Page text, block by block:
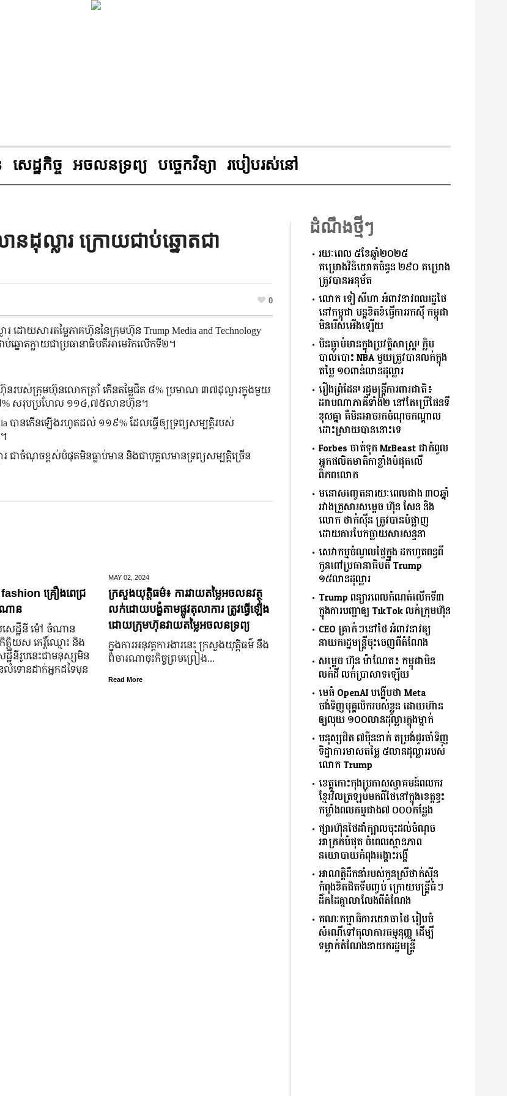
សេដ្ឋកិច្ច អចលនទ្រព្យ បច្ចេកវិទ្យា របៀបរស់នៅ
ដុល្លារ ក្រោយជាប់ឆ្នោតជា
0
យសារតម្លៃភាគហ៊ុននៃក្រុមហ៊ុន Trump Media and Technology
ឆ្នោតក្លាយជាប្រធានាធិបតីអាមេរិកលើកទី២។
ហ៊ុនរបស់ក្រុមហ៊ុនលោកត្រាំ កើនតម្លៃជិត ៨% ប្រមាណ ៣៧ដុល្លារក្នុងមួយ
៧% សរុបប្រហែល ១១៤,៧៥លានហ៊ុន។
បានកើនឡើងរហូតដល់ ១១៩% ដែលធ្វើឲ្យទ្រព្យសម្បត្តិរបស់
ាចំណុចខ្ពស់បំផុតមិនធ្លាប់មាន និងជាបុគ្គលមានទ្រព្យសម្បត្តិច្រើន
គ្រឿងពេជ្រ
ណាន
េដ្ឋី​នី ម៉ៅ ចំណាន
តិយស កេរ្តិ៍ឈ្មោះ និង​
ដ្ឋី​នី​រូប​នេះ​ជា​មនុស្ស​មិន​
លំទោន​ដាក់​អ្នក​ដទៃ​មុន​
MAY 02, 2024
ក្រសួងយុត្តិធម៌៖ ការវាយតម្លៃអចលនវត្ថុ
លក់ដោយបង្ខំតាមផ្លូវតុលាការ ត្រូវធ្វើឡើង
ដោយក្រុមហ៊ុនវាយតម្លៃអចលនទ្រព្យ
ក្នុងការអនុវត្តការងារនេះ ក្រសួងយុត្តិធម៌ នឹង
ពិចារណាចុះកិច្ចព្រមព្រៀង...
Read More
ដំណឹងថ្មីៗ
រយៈពេល ៥ខែឆ្នាំ២០២៥
គម្រោងវិនិយោគចំនួន ២៩០ គម្រោង
ត្រូវបានអនុម័ត
លោក ទៀ សីហា អំពាវនាវពលរដ្ឋថៃ
នៅកម្ពុជា បន្តខិតខំធ្វើការរកសុី កម្ពុជា
មិនរើសអើងឡើយ
មិនធ្លាប់មានក្នុងប្រវត្តិសាស្ត្រ! ក្លិប
បាល់បោះ NBA មួយត្រូវបានលក់ក្នុង
តម្លៃ ១០ពាន់លានដុល្លារ
រឿងព្រំដែន! រដ្ឋមន្រ្តីការពារជាតិ៖
ដរាបណាភាគីទាំង២ នៅតែប្រើផែនទី
ខុសគ្នា គឺមិនអាចរកចំណុច​កណ្តាល​
ដោះស្រាយ​បាននោះទេ
Forbes ចាត់ទុក MrBeast ជាកំពូល
អ្នកផលិតមាតិកាខ្លាំងបំផុតលើ
ពិភពលោក
មនោសញ្ចេតនារយៈពេលជាង ៣០ឆ្នាំ
រវាងគ្រួសារសម្តេច ហ៊ុន សែន និង
លោក ថាក់ស៊ីន ត្រូវបានបំផ្លាញ
ដោយការបែកធ្លាយសារសន្ទនា
សេវាកម្មចំណូលផ្ទៃក្នុង ដកហូតពន្ធពី
កូនពៅប្រធានាធិបតី Trump
១៥លានដុល្លារ
Trump ពន្យារពេលកំណត់លើកទី៣
ក្នុងការបញ្ជាឲ្យ TikTok លក់ក្រុមហ៊ុន
CEO គ្រាក់ៗនៅថៃ អំពាវនាវឲ្យ
នាយករដ្ឋមន្ត្រីចុះចេញពីតំណែង
សម្ដេច ហ៊ុន ម៉ាណែត៖ កម្ពុជាមិន
លក់ដី លក់ប្រាសាទឡើយ
មេធំ OpenAI បង្ហើបថា Meta
ចង់ទិញបុគ្គលិករបស់ខ្លួន ដោយហ៊ាន
ឲ្យលុយ ១០០លានដុល្លារក្នុងម្នាក់
មនុស្សជិត ៧ម៉ឺននាក់ តម្រង់ជួរចាំទិញ
ទិដ្ឋាការមាសតម្លៃ ៥លានដុល្លាររបស់
លោក Trump
ខេត្តកោះកុងប្រកាសស្វាគមន៍ពលករ
ខ្មែរវិលត្រឡប់មកពីថៃនៅក្នុងខេត្តខ្វះ
កម្លាំងពលកម្មជាង៧ ០០០កន្លែង
ផ្សារហ៊ុនថៃដាំក្បាលចុះដល់ចំណុច
អាក្រក់បំផុត ចំពេលស្ថានភាព
នយោបាយកំពុងរង្គោះរង្គើ
អាណត្តិដឹកនាំរបស់កូនស្រីថាក់ស៊ីន
កំពុងខិតជិតទីបញ្ចប់ ក្រោយមន្ត្រីធំៗ
ដឹកដៃគ្នាលាលែងពីតំណែង
គណៈកម្មាធិការយោធាថៃ រៀបចំ
សំណើទៅតុលាការធម្មនុញ្ញ ដើម្បី
ទម្លាក់តំណែងនាយករដ្ឋមន្ត្រី